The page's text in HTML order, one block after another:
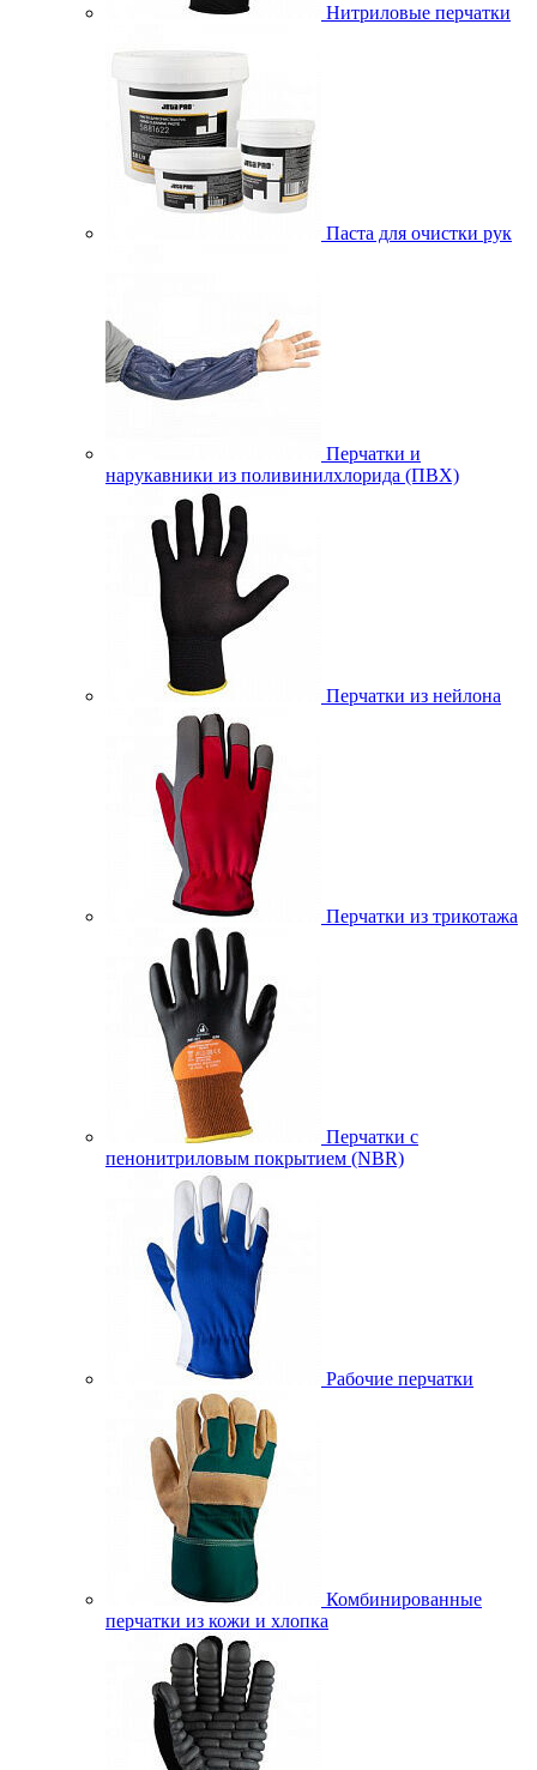
Нитриловые перчатки
Паста для очистки рук
Перчатки и
нарукавники из поливинилхлорида (ПВХ)
Перчатки из нейлона
Перчатки из трикотажа
Перчатки с
пенонитриловым покрытием (NBR)
Рабочие перчатки
Комбинированные
перчатки из кожи и хлопка